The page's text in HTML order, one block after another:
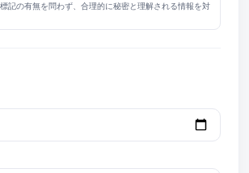
記の有無を問わず、合理的に秘密と理解される情報を対